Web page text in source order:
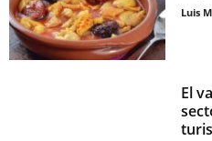
Luis
El